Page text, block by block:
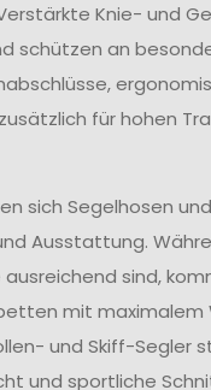
Knie- und
schützen an
für hohen
sich Segelhosen
Ausstattung.
sind,
mit
und Skiff-Segler
und sportliche